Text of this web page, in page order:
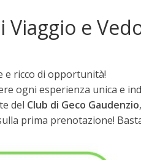
e
e ricco di opportunità!
ogni esperienza unica e
del Club di Geco Gaudenzio
prima prenotazione!